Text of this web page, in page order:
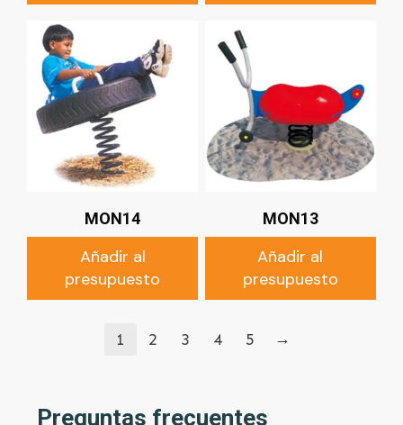
MON14
Añadir al
presupuesto
MON13
Añadir al
presupuesto
1 2 3 4 5 →
Preguntas frecuentes